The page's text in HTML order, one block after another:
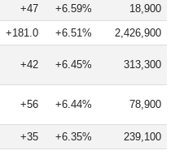
+47 +6.59%
18,900
+181.0 +6.51% 2,426,900
+42 +6.45% 313,300
+56 +6.44% 78,900
+35 +6.35%
239,100